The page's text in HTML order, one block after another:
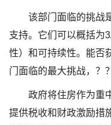
该部门面临的挑战
支持。它们可以概括为
性）和可持续性。能否
门面临的最大挑战，？
政府将住房作为重
提供税收和财政激励措